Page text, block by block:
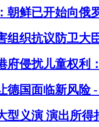
朝鲜已开始向俄
组织抗议防卫大
府侵扰儿童权利
德国面临新风险
型义演 演出所得